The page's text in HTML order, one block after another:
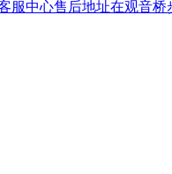
服中心售后地址在观音